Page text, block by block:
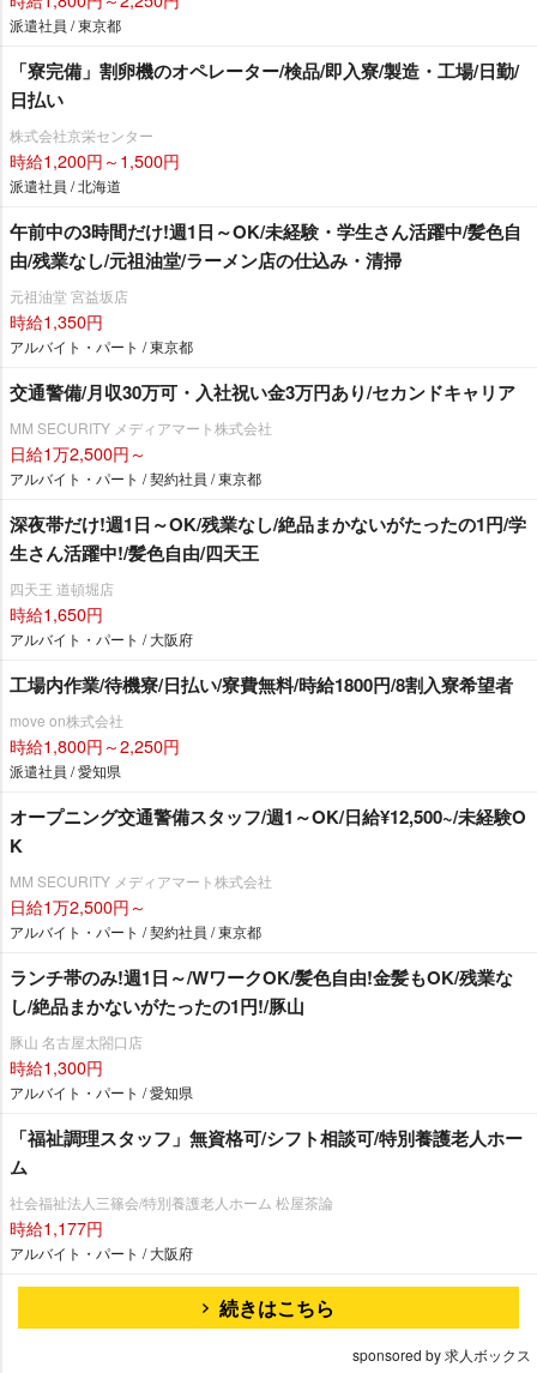
派遣社員 / 東京都
「寮完備」割卵機のオペレーター/検品/即入寮/製造・工場/日勤/
日払い
株式会社京栄センター
時給1,200円～1,500円
派遣社員 / 北海道
午前中の3時間だけ!週1日～OK/未経験・学生さん活躍中/髪色自
由/残業なし/元祖油堂/ラーメン店の仕込み・清掃
元祖油堂 宮益坂店
時給1,350円
アルバイト・パート / 東京都
交通警備/月収30万可・入社祝い金3万円あり/セカンドキャリア
MM SECURITY メディアマート株式会社
日給1万2,500円～
アルバイト・パート / 契約社員 / 東京都
深夜帯だけ!週1日～OK/残業なし/絶品まかないがたったの1円/学
生さん活躍中!/髪色自由/四天王
四天王 道頓堀店
時給1,650円
アルバイト・パート / 大阪府
工場内作業/待機寮/日払い/寮費無料/時給1800円/8割入寮希望者
move on株式会社
時給1,800円～2,250円
派遣社員 / 愛知県
オープニング交通警備スタッフ/週1～OK/日給¥12,500~/未経験O
K
MM SECURITY メディアマート株式会社
日給1万2,500円～
アルバイト・パート / 契約社員 / 東京都
ランチ帯のみ!週1日～/WワークOK/髪色自由!金髪もOK/残業な
し/絶品まかないがたったの1円!/豚山
豚山 名古屋太閤口店
時給1,300円
アルバイト・パート / 愛知県
「福祉調理スタッフ」無資格可/シフト相談可/特別養護老人ホー
ム
社会福祉法人三篠会/特別養護老人ホーム 松屋茶論
時給1,177円
アルバイト・パート / 大阪府
続きはこちら
sponsored by 求人ボックス